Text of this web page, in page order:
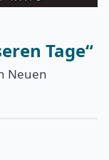
Tage“
Neuen